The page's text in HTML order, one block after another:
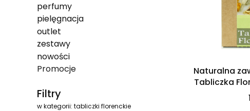
perfumy
pielęgnacja
outlet
zestawy
nowości
Promocje
Filtry
w kategorii: tabliczki florenckie
Naturalna
Tabliczka